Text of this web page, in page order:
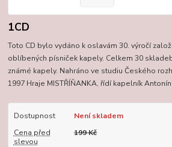
1CD
Toto CD bylo vydáno k oslavám 30. výročí
oblíbených písniček kapely. Celkem 30
známé kapely. Nahráno ve studiu Českého
1997 Hraje MISTŘÍŇANKA, řídí kapelník
Dostupnost
Není skladem
Cena před
slevou
199 Kč